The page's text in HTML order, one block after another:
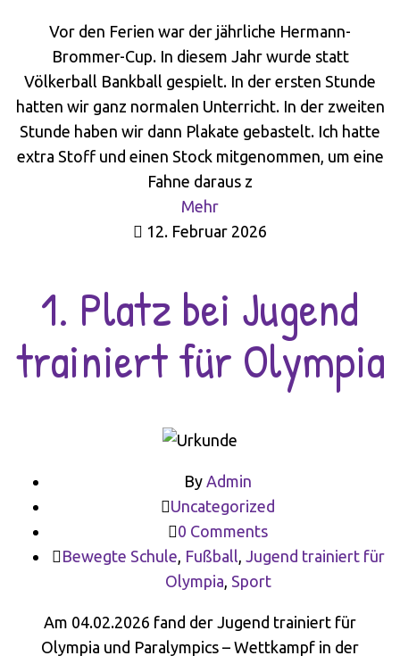
Vor den Ferien war der jährliche Hermann-
Brommer-Cup. In diesem Jahr wurde statt
Völkerball Bankball gespielt. In der ersten Stunde
hatten wir ganz normalen Unterricht. In der zweiten
Stunde haben wir dann Plakate gebastelt. Ich hatte
extra Stoff und einen Stock mitgenommen, um eine
Fahne daraus z
Mehr
12. Februar 2026
1. Platz bei Jugend
trainiert für Olympia
By Admin
Uncategorized
0 Comments
Bewegte Schule, Fußball, Jugend trainiert für
Olympia, Sport
Am 04.02.2026 fand der Jugend trainiert für
Olympia und Paralympics – Wettkampf in der